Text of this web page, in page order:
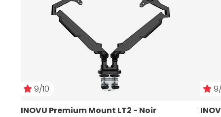
9/10
INOVU Premium Mount LT2 - Noir